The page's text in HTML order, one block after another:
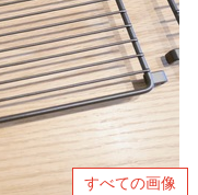
すべての画像